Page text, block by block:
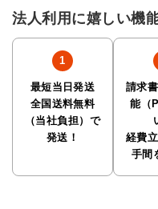
法人利用に嬉しい機
最短当日発送
全国送料無料
（当社負担）で
発送！
請求
能（
経費
手間